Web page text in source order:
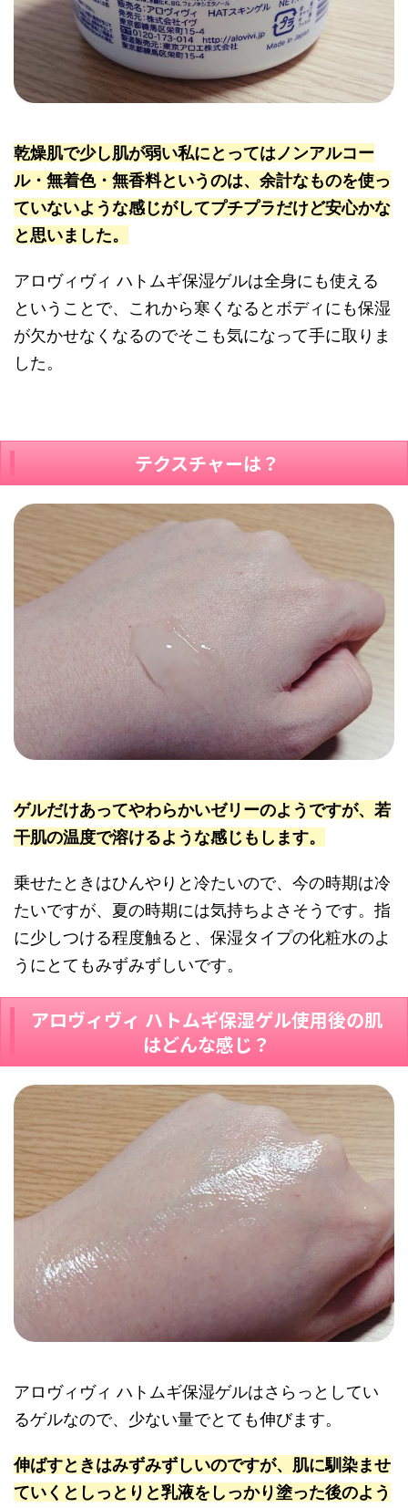
乾燥肌で少し肌が弱い私にとってはノンアルコー
ル・無着色・無香料というのは、余計なものを使っ
ていないような感じがしてプチプラだけど安心かな
と思いました。
アロヴィヴィ ハトムギ保湿ゲルは全身にも使える
ということで、これから寒くなるとボディにも保湿
が欠かせなくなるのでそこも気になって手に取りま
した。
テクスチャーは？
ゲルだけあってやわらかいゼリーのようですが、若
干肌の温度で溶けるような感じもします。
乗せたときはひんやりと冷たいので、今の時期は冷
たいですが、夏の時期には気持ちよさそうです。指
に少しつける程度触ると、保湿タイプの化粧水のよ
うにとてもみずみずしいです。
アロヴィヴィ ハトムギ保湿ゲル使用後の肌
はどんな感じ？
アロヴィヴィ ハトムギ保湿ゲルはさらっとしてい
るゲルなので、少ない量でとても伸びます。
伸ばすときはみずみずしいのですが、肌に馴染ませ
ていくとしっとりと乳液をしっかり塗った後のよう